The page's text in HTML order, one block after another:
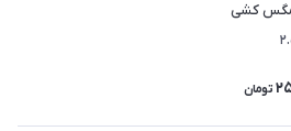
مگس کشی
تومان